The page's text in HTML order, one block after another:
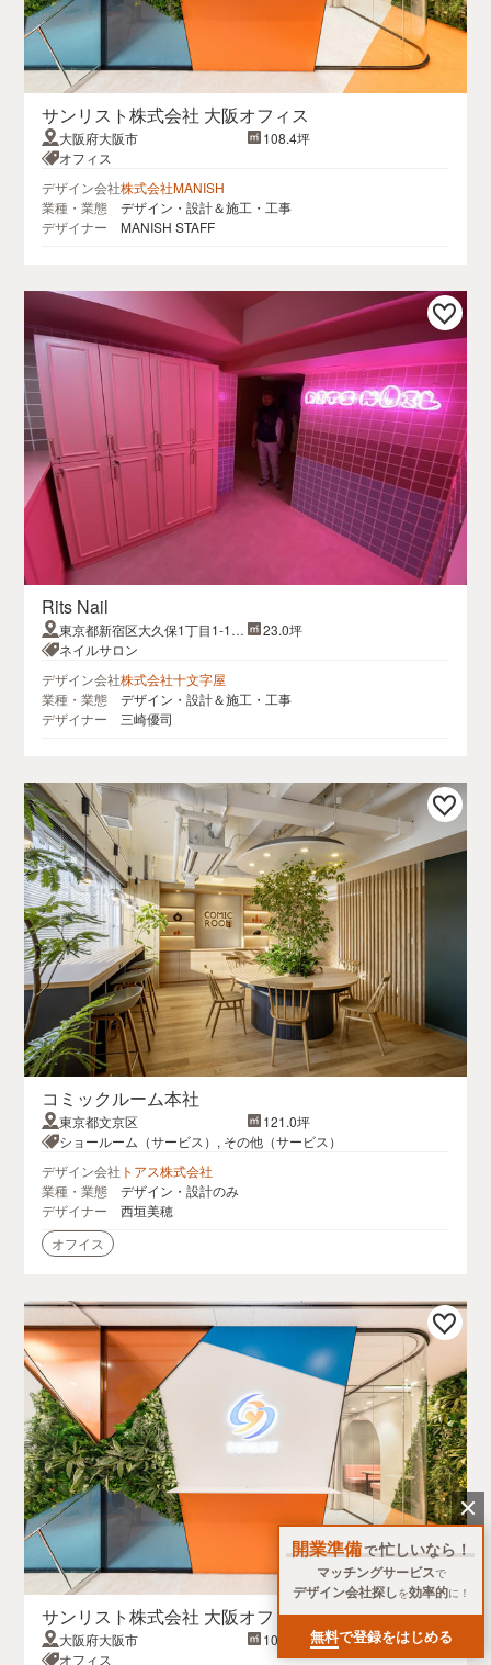
開業準備で忙しいなら！
マッチングサービスで
デザイン会社探しを効率的に！
無料で登録をはじめる
サンリスト株式会社 大阪オフィス
大阪府大阪市
108.4坪
オフィス
デザイン会社株式会社MANISH
業種・業態
デザイン・設計＆施工・工事
デザイナー
MANISH STAFF
Rits Nail
東京都新宿区大久保1丁目1-11
コントワール新宿8F
23.0坪
ネイルサロン
デザイン会社株式会社十文字屋
業種・業態
デザイン・設計＆施工・工事
デザイナー
三崎優司
コミックルーム本社
東京都文京区
121.0坪
ショールーム（サービス）, その他（サービス）
デザイン会社 トアス株式会社
業種・業態
デザイン・設計のみ
デザイナー
西垣美穂
オフイス
サンリスト株式会社 大阪オフィス
大阪府大阪市
108.4坪
オフィス